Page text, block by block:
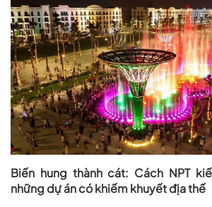
Biến hung thành cát: Cách NPT
những dự án có khiếm khuyết địa thế